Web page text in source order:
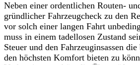
Neben einer ordentlichen Routen-
gründlicher Fahrzeugcheck zu den
vor solch einer langen Fahrt
muss in einem tadellosen Zustand
Steuer und den Fahrzeuginsassen
den höchsten Komfort bieten zu